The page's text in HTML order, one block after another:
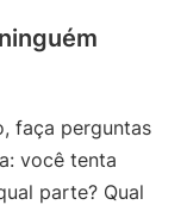
faça perguntas
você tenta
parte? Qual